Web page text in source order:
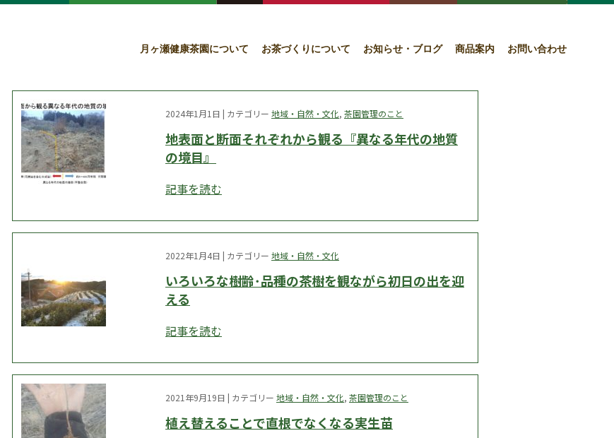
月ヶ瀬健康茶園について お茶づくりについて お知らせ・ブログ 商品案内 お問い合わせ
2024年1月1日 | カテゴリー 地域・自然・文化, 茶園管理のこと
地表面と断面それぞれから観る『異なる年代の地質
の境目』
記事を読む
2022年1月4日 | カテゴリー 地域・自然・文化
いろいろな樹齢･品種の茶樹を観ながら初日の出を迎
える
記事を読む
2021年9月19日 | カテゴリー 地域・自然・文化, 茶園管理のこと
植え替えることで直根でなくなる実生苗